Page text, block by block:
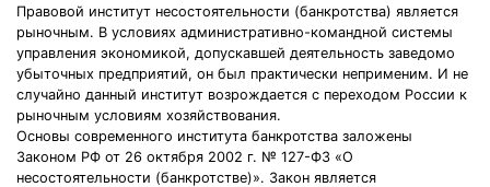
Правовой институт несостоятельности (банкротства) является
рыночным. В условиях административно-командной системы
управления экономикой, допускавшей деятельность заведомо
убыточных предприятий, он был практически неприменим. И не
случайно данный институт возрождается с переходом России к
рыночным условиям хозяйствования.
Основы современного института банкротства заложены
Законом РФ от 26 октября 2002 г. № 127-ФЗ «О
несостоятельности (банкротстве)». Закон является